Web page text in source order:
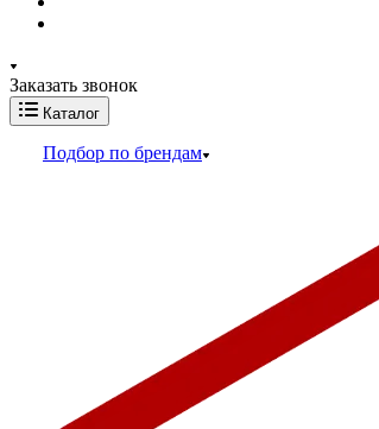
Заказать звонок
Каталог
Подбор по брендам